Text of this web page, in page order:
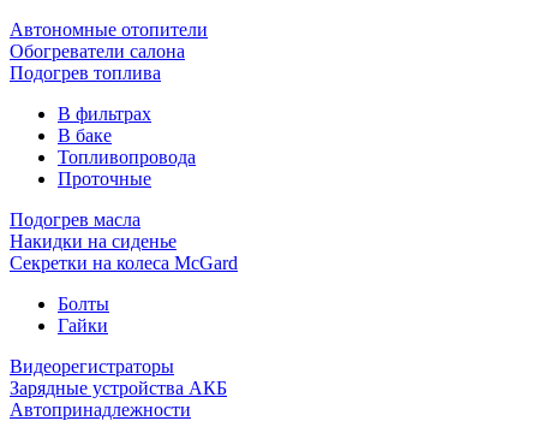
Автономные отопители
Обогреватели салона
Подогрев топлива
В фильтрах
В баке
Топливопровода
Проточные
Подогрев масла
Накидки на сиденье
Секретки на колеса McGard
Болты
Гайки
Видеорегистраторы
Зарядные устройства АКБ
Автопринадлежности